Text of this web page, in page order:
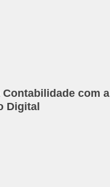
Contabilidade com a
Digital